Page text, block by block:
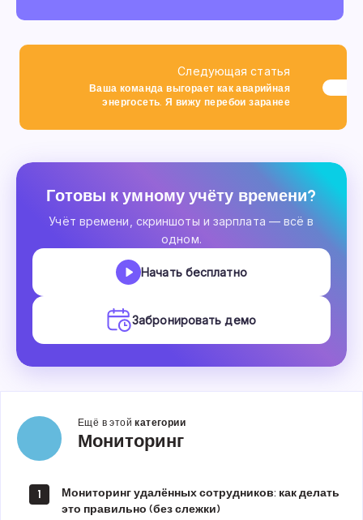
Следующая статья
Ваша команда выгорает как аварийная
энергосеть. Я вижу перебои заранее
Готовы к умному учёту времени?
Учёт времени, скриншоты и зарплата — всё в
одном.
Начать бесплатно
Забронировать демо
Ещё в этойкатегории
Мониторинг
Мониторинг
1
Мониторинг удалённых сотрудников: как делать
это правильно (без слежки)